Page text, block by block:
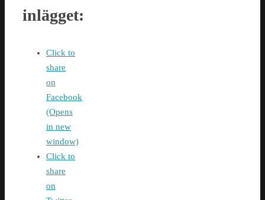
inlägget:
Click to
share
on
Facebook
(Opens
in new
window)
Click to
share
on